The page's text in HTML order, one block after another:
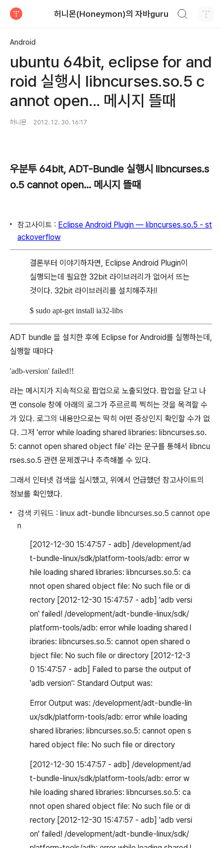
허니몬(Honeymon)의 자바guru
Android
ubuntu 64bit, eclipse for and
roid 실행시 libncurses.so.5 c
annot open... 메시지 뜰때
허니몬 2012. 12. 30. 16:17
우분투 64bit, ADT-Bundle 실행시 libncurses.s
o.5 cannot open... 메시지 뜰때
참고사이트 : Eclipse Android Plugin — libncurses.so.5 - st
ackoverflow
결론부터 이야기하자면, Eclipse Android Plugin이
실행되는데 필요한 32bit 라이브러리가 없어서 뜨는
것이다. 32bit 라이브러리를 설치해주자!!
$ sudo apt-get install ia32-libs
ADT bundle 을 설치한 후에 Eclipse for Android를 실행하는데,
실행할 때마다
'adb-version' failed!!
라는 메시지가 지속적으로 팝업으로 노출되었다. 팝업을 닫고 나
면 console 창에 아래의 로그가 주르르륵 찍히는 것을 목격할 수
가 있다. 로그의 내용만으로는 딱히 어떤 증상인지 확인할 수가 없
다. 그저 'error while loading shared libraries: libncurses.so.
5: cannot open shared object file' 라는 문구를 통해서 libncu
rses.so.5 관련 문제겠구나 추측해볼 수 있다.
그래서 인터넷 검색을 실시했고, 위에서 언급했던 참고사이트의
정보를 확인했다.
검색 키워드 : linux adt-bundle libncurses.so.5 cannot ope
n
[2012-12-30 15:47:57 - adb] /development/ad
t-bundle-linux/sdk/platform-tools/adb: error w
hile loading shared libraries: libncurses.so.5: ca
nnot open shared object file: No such file or di
rectory [2012-12-30 15:47:57 - adb] 'adb versi
on' failed! /development/adt-bundle-linux/sdk/
platform-tools/adb: error while loading shared l
ibraries: libncurses.so.5: cannot open shared o
bject file: No such file or directory [2012-12-3
0 15:47:57 - adb] Failed to parse the output of
'adb version': Standard Output was:
Error Output was: /development/adt-bundle-lin
ux/sdk/platform-tools/adb: error while loading
shared libraries: libncurses.so.5: cannot open s
hared object file: No such file or directory
[2012-12-30 15:47:57 - adb] /development/ad
t-bundle-linux/sdk/platform-tools/adb: error w
hile loading shared libraries: libncurses.so.5: ca
nnot open shared object file: No such file or di
rectory [2012-12-30 15:47:57 - adb] 'adb versi
on' failed! /development/adt-bundle-linux/sdk/